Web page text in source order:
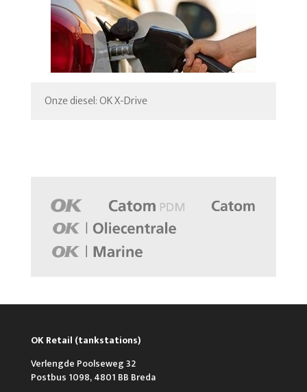
Onze diesel: OK X-Drive
OK Retail (tankstations)
Verlengde Poolseweg 32
Postbus 1098, 4801 BB Breda